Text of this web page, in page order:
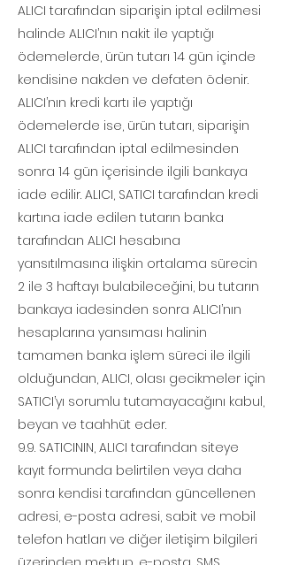
ALICI tarafından siparişin iptal edilmesi
halinde ALICI’nın nakit ile yaptığı
ödemelerde, ürün tutarı 14 gün içinde
kendisine nakden ve defaten ödenir.
ALICI’nın kredi kartı ile yaptığı
ödemelerde ise, ürün tutarı, siparişin
ALICI tarafından iptal edilmesinden
sonra 14 gün içerisinde ilgili bankaya
iade edilir. ALICI, SATICI tarafından kredi
kartına iade edilen tutarın banka
tarafından ALICI hesabına
yansıtılmasına ilişkin ortalama sürecin
2 ile 3 haftayı bulabileceğini, bu tutarın
bankaya iadesinden sonra ALICI’nın
hesaplarına yansıması halinin
tamamen banka işlem süreci ile ilgili
olduğundan, ALICI, olası gecikmeler için
SATICI’yı sorumlu tutamayacağını kabul,
beyan ve taahhüt eder.
9.9. SATICININ, ALICI tarafından siteye
kayıt formunda belirtilen veya daha
sonra kendisi tarafından güncellenen
adresi, e-posta adresi, sabit ve mobil
telefon hatları ve diğer iletişim bilgileri